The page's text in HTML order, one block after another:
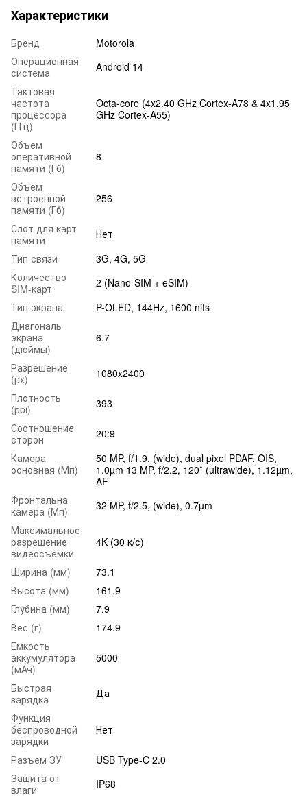
Характеристики
Бренд
Motorola
Операционная
система
Android 14
Тактовая
частота
процессора
(ГГц)
Octa-core (4x2.40 GHz Cortex-A78 & 4x1.95
GHz Cortex-A55)
Объем
оперативной
памяти (Гб)
8
Объем
встроенной
памяти (Гб)
256
Слот для карт
памяти
Нет
Тип связи
3G, 4G, 5G
Количество
SIM-карт
2 (Nano-SIM + eSIM)
Тип экрана
P-OLED, 144Hz, 1600 nits
Диагональ
экрана
(дюймы)
6.7
Разрешение
(px)
1080x2400
Плотность
(ppi)
393
Соотношение
сторон
20:9
Камера
основная (Мп)
50 MP, f/1.9, (wide), dual pixel PDAF, OIS,
1.0µm 13 MP, f/2.2, 120˚ (ultrawide), 1.12µm,
AF
Фронтальна
камера (Мп)
32 MP, f/2.5, (wide), 0.7µm
Максимальное
разрешение
видеосъёмки
4K (30 к/с)
Ширина (мм)
73.1
Высота (мм)
161.9
Глубина (мм)
7.9
Вес (г)
174.9
Емкость
аккумулятора
(мАч)
5000
Быстрая
зарядка
Да
Функция
беспроводной
зарядки
Нет
Разъем ЗУ
USB Type-C 2.0
Зашита от
влаги
IP68